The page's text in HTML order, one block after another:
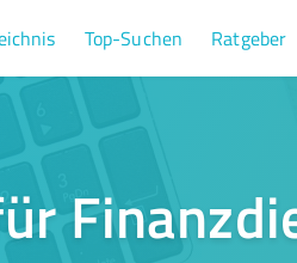
Top-Suchen Ratgeber